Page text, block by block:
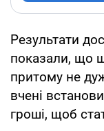
Результати
показали, що
притому не
вчені
гроші, щоб